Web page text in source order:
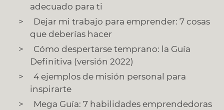
adecuado para ti
Dejar mi trabajo para emprender: 7 cosas
que deberías hacer
Cómo despertarse temprano: la Guía
Definitiva (versión 2022)
4 ejemplos de misión personal para
inspirarte
Mega Guía: 7 habilidades emprendedoras